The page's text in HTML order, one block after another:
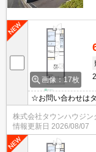
画像：17枚
☆お問い合わせは
決済相談☆オンラ
株式会社タウンハウジン
情報更新日 2026/08/07